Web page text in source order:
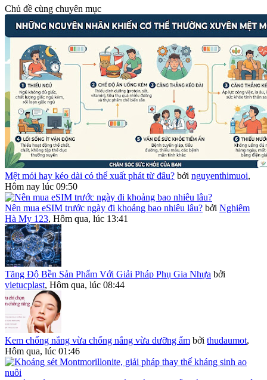
Chủ đề cùng chuyên mục
Mệt mỏi hay kéo dài có thể xuất phát từ đâu? bởi nguyenthimuoi,
Hôm nay lúc 09:50
Nên mua eSIM trước ngày đi khoảng bao nhiêu lâu? bởi Nghiêm
Hà My 123, Hôm qua, lúc 13:41
Tăng Độ Bền Sản Phẩm Với Giải Pháp Phụ Gia Nhựa bởi
vietucplast, Hôm qua, lúc 08:44
Kem chống nắng vừa chống nắng vừa dưỡng ẩm bởi thudaumot,
Hôm qua, lúc 01:46